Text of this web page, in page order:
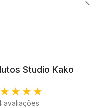
Studio Kako
avaliações